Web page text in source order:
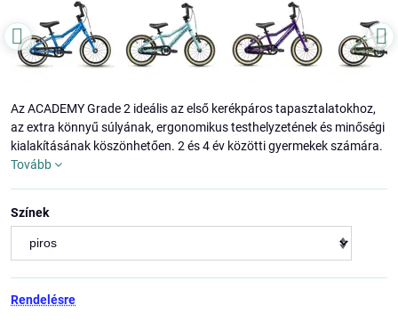
Az ACADEMY Grade 2 ideális az első kerékpáros tapasztalatokhoz,
az extra könnyű súlyának, ergonomikus testhelyzetének és minőségi
kialakításának köszönhetően. 2 és 4 év közötti gyermekek számára.
Tovább
Színek
Rendelésre